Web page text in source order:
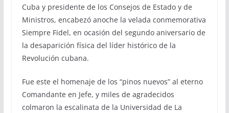
Cuba y presidente de los Consejos de Estado y de
Ministros, encabezó anoche la velada conmemorativa
Siempre Fidel, en ocasión del segundo aniversario de
la desaparición física del líder histórico de la
Revolución cubana.
Fue este el homenaje de los “pinos nuevos” al eterno
Comandante en Jefe, y miles de agradecidos
colmaron la escalinata de la Universidad de La